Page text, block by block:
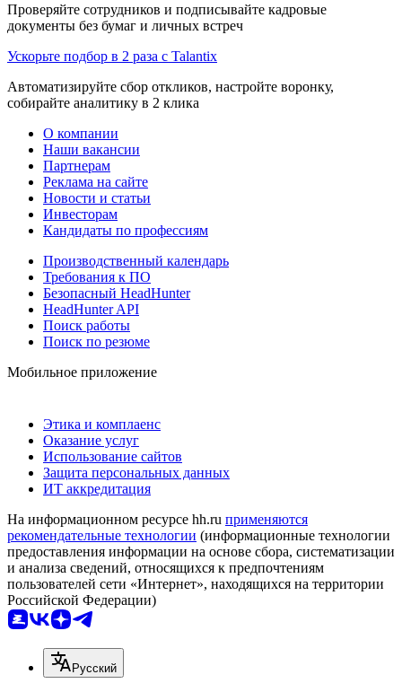
Проверяйте сотрудников и подписывайте кадровые
документы без бумаг и личных встреч
Ускорьте подбор в 2 раза с Talantix
Автоматизируйте сбор откликов, настройте воронку,
собирайте аналитику в 2 клика
О компании
Наши вакансии
Партнерам
Реклама на сайте
Новости и статьи
Инвесторам
Кандидаты по профессиям
Производственный календарь
Требования к ПО
Безопасный HeadHunter
HeadHunter API
Поиск работы
Поиск по резюме
Мобильное приложение
Этика и комплаенс
Оказание услуг
Использование сайтов
Защита персональных данных
ИТ аккредитация
На информационном ресурсе hh.ru применяются
рекомендательные технологии (информационные технологии
предоставления информации на основе сбора, систематизации
и анализа сведений, относящихся к предпочтениям
пользователей сети «Интернет», находящихся на территории
Российской Федерации)
Русский